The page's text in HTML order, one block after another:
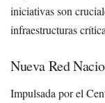
iniciativas son
infraestructuras
Nueva Red
Impulsada por el